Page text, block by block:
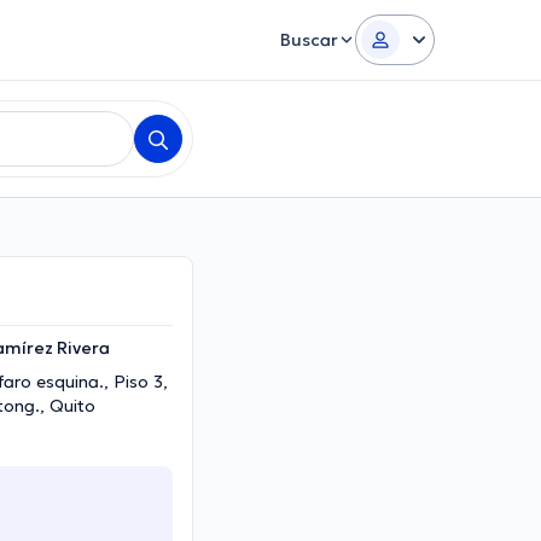
Buscar
Rivera
esquina., Piso 3,
Quito